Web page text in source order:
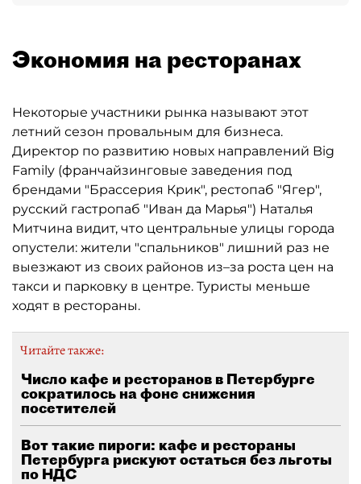
Экономия на ресторанах
Некоторые участники рынка называют этот
летний сезон провальным для бизнеса.
Директор по развитию новых направлений Big
Family (франчайзинговые заведения под
брендами "Брассерия Крик", рестопаб "Ягер",
русский гастропаб "Иван да Марья") Наталья
Митчина видит, что центральные улицы города
опустели: жители "спальников" лишний раз не
выезжают из своих районов из–за роста цен на
такси и парковку в центре. Туристы меньше
ходят в рестораны.
Читайте также:
Число кафе и ресторанов в Петербурге
сократилось на фоне снижения
посетителей
Вот такие пироги: кафе и рестораны
Петербурга рискуют остаться без льготы
по НДС